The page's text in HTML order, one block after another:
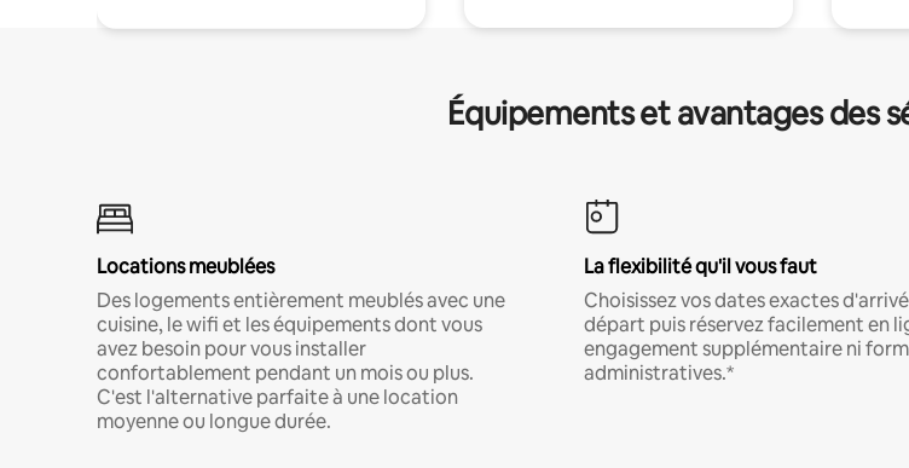
Équipements et avantages des
Locations meublées
Des logements entièrement meublés avec une
cuisine, le wifi et les équipements dont vous
avez besoin pour vous installer
confortablement pendant un mois ou plus.
C'est l'alternative parfaite à une location
moyenne ou longue durée.
La flexibilité qu'il vous faut
Choisissez vos dates exactes
départ puis réservez facilement en
engagement supplémentaire ni
administratives.*